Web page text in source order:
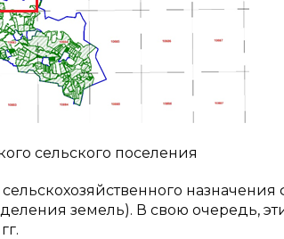
сельского поселения
земель). В свою очередь,